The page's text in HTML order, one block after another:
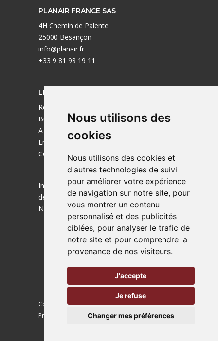
Nous utilisons des
cookies
Nous utilisons des cookies et
d'autres technologies de suivi
pour améliorer votre expérience
de navigation sur notre site, pour
vous montrer un contenu
personnalisé et des publicités
ciblées, pour analyser le trafic de
notre site et pour comprendre la
provenance de nos visiteurs.
J'accepte
Je refuse
Changer mes préférences
PLANAIR FRANCE SAS
4H Chemin de Palente
25000 Besançon
info@planair.fr
+33 9 81 98 19 11
LIENS UTILES
Réalisations
Bureaux
A propos
Emplois
Contact
Ingénieurs de la transition énergétique
depuis 1985.
Nous sommes aussi actif en Suisse !
Copyright © 2024 –Politique de confidentialité–
Préférences cookies